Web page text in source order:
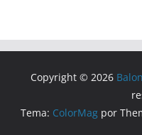
Copyright © 2026
Tema: ColorMagpor